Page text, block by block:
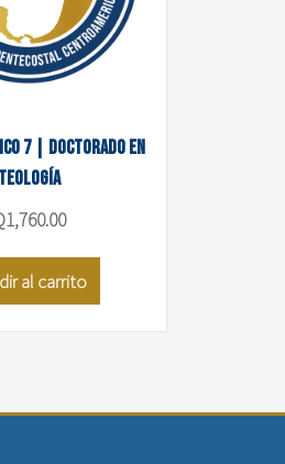
7 | Doctorado en
Teología
1,760.00
al carrito